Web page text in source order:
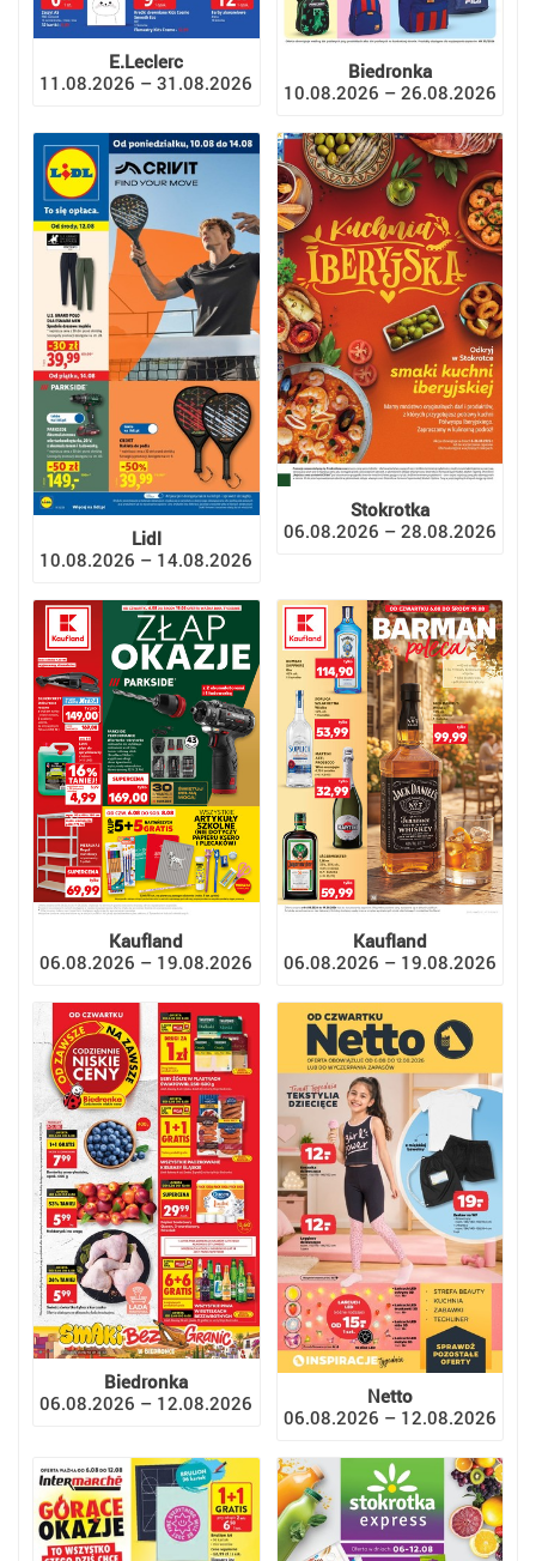
E.Leclerc
11.08.2026 – 31.08.2026
Biedronka
10.08.2026 – 26.08.2026
Lidl
10.08.2026 – 14.08.2026
Stokrotka
06.08.2026 – 28.08.2026
Kaufland
06.08.2026 – 19.08.2026
Kaufland
06.08.2026 – 19.08.2026
Biedronka
06.08.2026 – 12.08.2026
Netto
06.08.2026 – 12.08.2026